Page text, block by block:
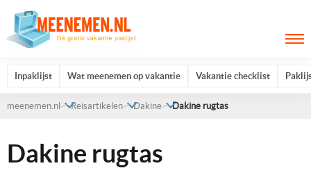
Inpaklijst Wat meenemen op vakantie Vakantie checklist
meenemen.nl Reisartikelen Dakine Dakine rugtas
Dakine rugtas